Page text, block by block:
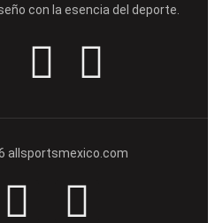
con la esencia del deporte.
allsportsmexico.com